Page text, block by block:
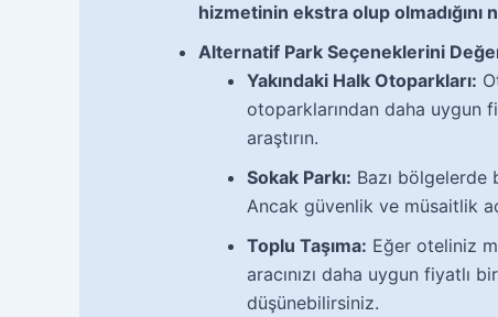
hizmetinin ekstra olup olmadığını
Alternatif Park Seçeneklerini
Yakındaki Halk Otoparkları:
otoparklarından daha uygun
araştırın.
Sokak Parkı: Bazı bölgelerde
Ancak güvenlik ve müsaitlik
Toplu Taşıma: Eğer oteliniz
aracınızı daha uygun fiyatlı
düşünebilirsiniz.